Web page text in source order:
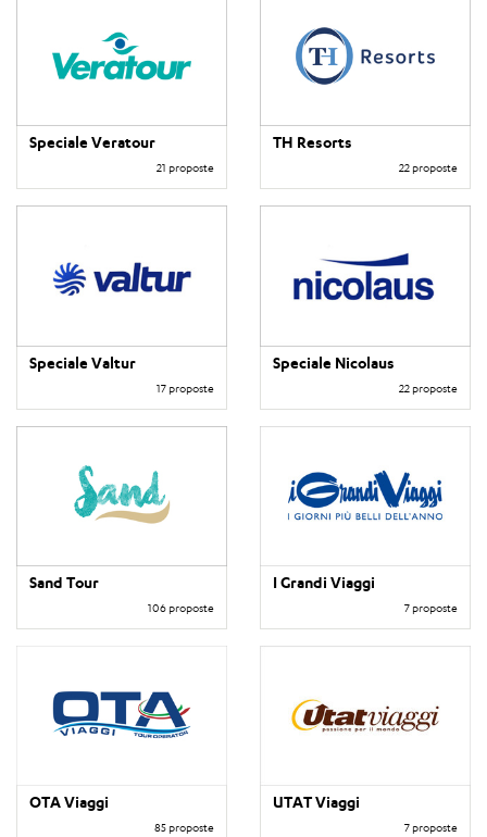
Speciale Veratour
21 proposte
TH Resorts
22 proposte
Speciale Valtur
17 proposte
Speciale Nicolaus
22 proposte
Sand Tour
106 proposte
I Grandi Viaggi
7 proposte
OTA Viaggi
85 proposte
UTAT Viaggi
7 proposte